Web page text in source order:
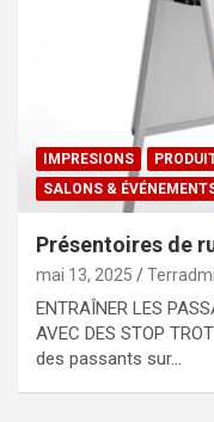
IMPRESIONS
SALONS &
Présentoires de
mai 13, 2025
ENTRAÎNER LES
AVEC DES STOP
des passants sur…